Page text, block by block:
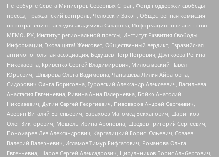
Петербурге Совета Министров Северных Стран, Фонд поддержки свободы
прессы, Гражданский контроль, Человек и Закон, Общественная комиссия
по сохранению наследия академика Сахарова, Информационное агентство
МЕМО. РУ, Институт региональной прессы, Институт Развития Свободы
Информации, Экозащита!-Женсовет, Общественный вердикт, Евразийская
антимонопольная ассоциация, Бедушев Петр Петрович, Дзугкоева Регина
Николаевна, Кривенко Сергей Владимирович, Милославский Павел
Юрьевич, Шнырова Ольга Вадимовна, Чанышева Лилия Айратовна,
Сидорович Ольга Борисовна, Туровский Александр Алексеевич, Васильева
Анастасия Евгеньевна, Ривина Анна Валерьевна, Бойко Анатолий
Николаевич, Дугин Сергей Георгиевич, Пивоваров Андрей Сергеевич,
Аверин Виталий Евгеньевич, Барахоев Магомед Бекханович, Шарипков
Олег Викторович, Мошель Ирина Ароновна, Шведов Григорий Сергеевич,
Пономарев Лев Александрович, Каргалицкий Борис Юльевич, Созаев
Валерий Валерьевич, Исламов Тимур Рифгатович, Романова Ольга
Евгеньевна, Щаров Сергей Алексадрович, Цирульников Борис Альбертович,